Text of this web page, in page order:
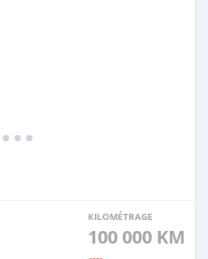
KILOMÉTRAGE
100 000 KM